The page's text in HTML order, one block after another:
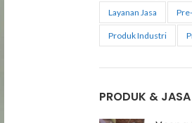
Layanan Jasa
Produk Industri
PRODUK &